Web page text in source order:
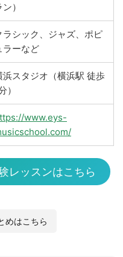
）
ラシック、ジャズ、ポピ
ラーなど
浜スタジオ（横浜駅 徒歩
）
www.eys-
レッスンはこちら
めはこちら